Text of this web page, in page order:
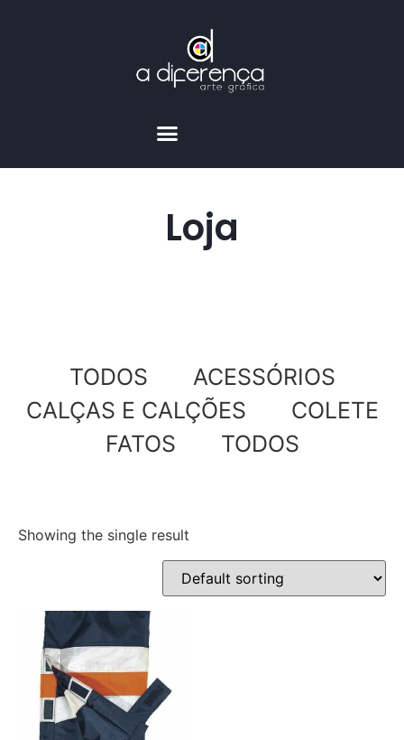
Loja
TODOS
ACESSÓRIOS
CALÇAS E CALÇÕES
COLETE
FATOS
TODOS
Showing the single result